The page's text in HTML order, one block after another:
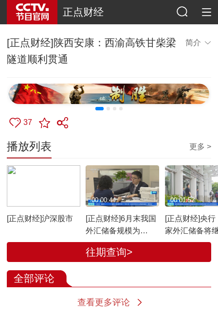
正点财经
[正点财经]陕西安康：西渝高铁甘柴梁
隧道顺利贯通
简介
37
播放列表 更多 >
[正点财经]沪深股市
[正点财经]6月末我国
外汇储备规模为
34163亿美元
00:00:44
[正点财经]央行
家外汇储备将
高在香港的资
00:01:52
往期查询>
全部评论
查看更多评论